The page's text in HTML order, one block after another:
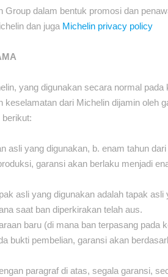
dalam bentuk promosi dan
dan juga Michelin privacy policy
yang digunakan secara normal
keselamatan dari Michelin dijamin oleh
asli yang digunakan, b. enam tahun
garansi akan berlaku menjadi
asli yang digunakan adalah tapak asli
saat ban diperkirakan telah aus.
baru (di mana ban terpasang pada
bukti pembelian, garansi akan
paragraf di atas, segala garansi,